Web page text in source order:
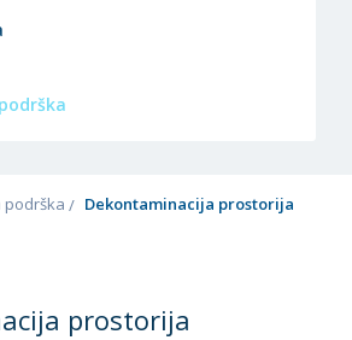
podrška Dekontaminacija prostorija
prostorija